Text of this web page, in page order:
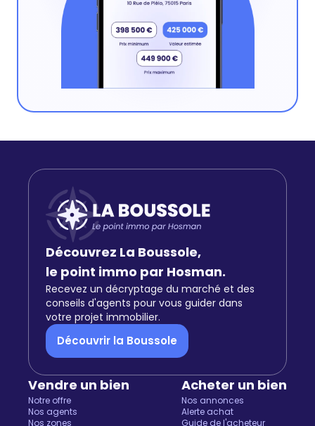
Découvrez La Boussole,
le point immo par Hosman.
Recevez un décryptage du marché et des
conseils d'agents pour vous guider dans
votre projet immobilier.
Découvrir la Boussole
Vendre un bien
Notre offre
Nos agents
Nos zones
Acheter un bien
Nos annonces
Alerte achat
Guide de l'acheteur